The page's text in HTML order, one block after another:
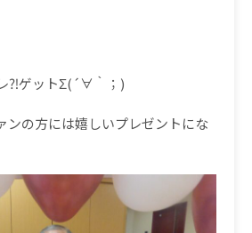
⁈ゲットΣ(´∀｀；)
ンの方には嬉しいプレゼントにな